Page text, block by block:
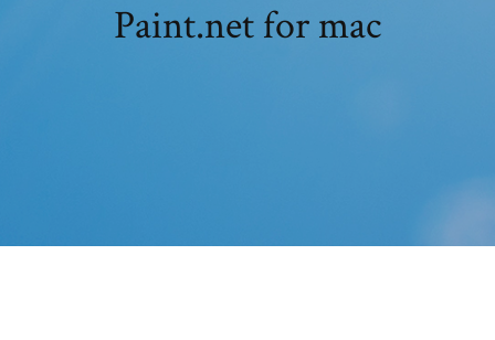
Paint.net for mac